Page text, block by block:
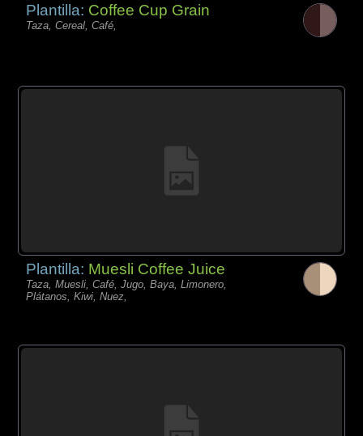
Plantilla: Coffee Cup Grain
Taza, Cereal, Café,
Plantilla: Muesli Coffee Juice
Taza, Muesli, Café, Jugo, Baya, Limonero,
Plátanos, Kiwi, Nuez,